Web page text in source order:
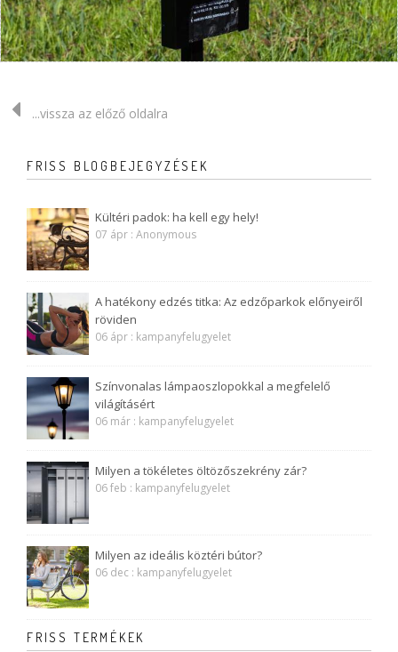
...vissza az előző oldalra
FRISS BLOGBEJEGYZÉSEK
Kültéri padok: ha kell egy hely!
07 ápr : Anonymous
A hatékony edzés titka: Az edzőparkok előnyeiről
röviden
06 ápr : kampanyfelugyelet
Színvonalas lámpaoszlopokkal a megfelelő
világításért
06 már : kampanyfelugyelet
Milyen a tökéletes öltözőszekrény zár?
06 feb : kampanyfelugyelet
Milyen az ideális köztéri bútor?
06 dec : kampanyfelugyelet
FRISS TERMÉKEK